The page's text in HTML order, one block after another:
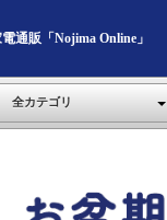
通販「Nojima Online」
全カテゴリ